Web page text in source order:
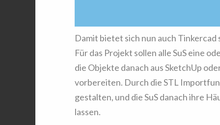
Damit bietet sich nun auch
Für das Projekt sollen alle SuS eine
die Objekte danach aus SketchUp
vorbereiten. Durch die STL
gestalten, und die SuS danach ihre
lassen.